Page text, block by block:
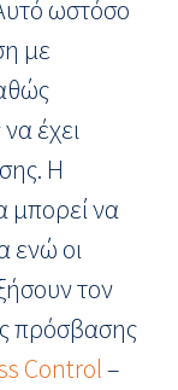
ωστόσο
με
έχει
Η
μπορεί να
ενώ οι
τον
πρόσβασης
Control–